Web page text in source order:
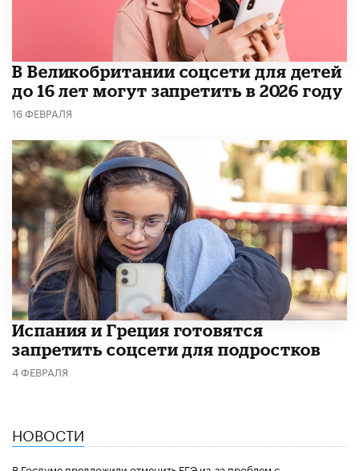
В Великобритании соцсети для детей
до 16 лет могут запретить в 2026 году
16 ФЕВРАЛЯ
Испания и Греция готовятся
запретить соцсети для подростков
4 ФЕВРАЛЯ
НОВОСТИ